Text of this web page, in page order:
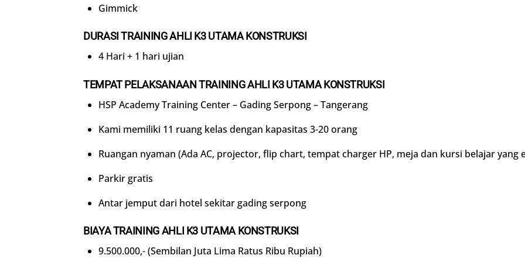
Gimmick
DURASI TRAININGAHLI K3 UTAMA KONSTRUKSI
4 Hari + 1 hari ujian
TEMPAT PELAKSANAANTRAININGAHLI K3 UTAMA KONSTRUKSI
HSP Academy Training Center – Gading Serpong – Tangerang
Kami memiliki 11 ruang kelas dengan kapasitas 3-20 orang
Ruangan nyaman (Ada AC, projector, flip chart, tempat charger HP, meja dan kursi belajar yang
Parkir gratis
Antar jemput dari hotel sekitar gading serpong
BIAYATRAININGAHLI K3 UTAMA KONSTRUKSI
9.500.000,- (Sembilan Juta Lima Ratus Ribu Rupiah)